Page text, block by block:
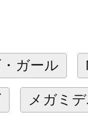
ガツキ」を
と同色）で
は展開して
。
ガール
メガミ